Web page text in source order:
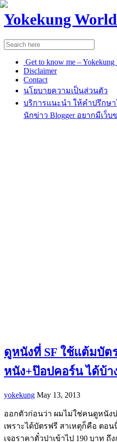
Yokekung World
Get to know me – Yokekung
Disclaimer
Contact
นโยบายความเป็นส่วนตัว
บริการแนะนำ ให้คำปรึกษ
นักข่าว Blogger อยากมีเว็บ
ดูหนังที่ SF ใช้แต้มบัต
หนัง+ป๊อปคอร์น ได้บ้า
yokekung May 13, 2013
ออกตัวก่อนว่า ผมไม่ใช่คนดูหนัง
เพราะได้บัตรฟรี สาเหตุก็คือ ตอ
เจอราคาตั๋วปาเข้าไป 190 บาท ถึ